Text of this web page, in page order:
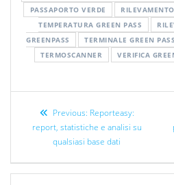
PASSAPORTO VERDE
TEMPERATURA GREEN PASS
GREENPASS
TERMINALE GREEN PASS
TERMOSCANNER
VERIFICA
Previous: Reporteasy:
report, statistiche e analisi su
qualsiasi base dati